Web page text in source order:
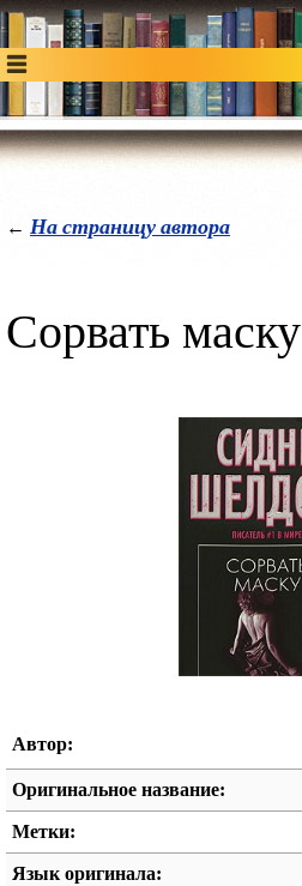
← На страницу автора
Сорвать маску
Автор:
Оригинальное название:
Метки:
Язык оригинала: